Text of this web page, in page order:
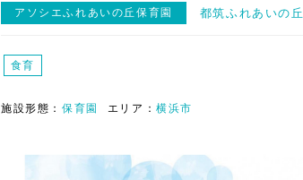
アソシエふれあいの丘保育園 都筑ふれあいの丘
食育
施設形態： 保育園 エリア：横浜市